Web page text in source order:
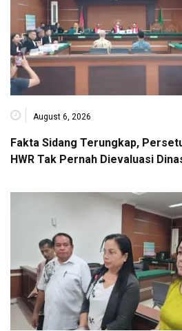
August 6, 2026
Fakta Sidang Terungkap,
HWR Tak Pernah Dievaluasi